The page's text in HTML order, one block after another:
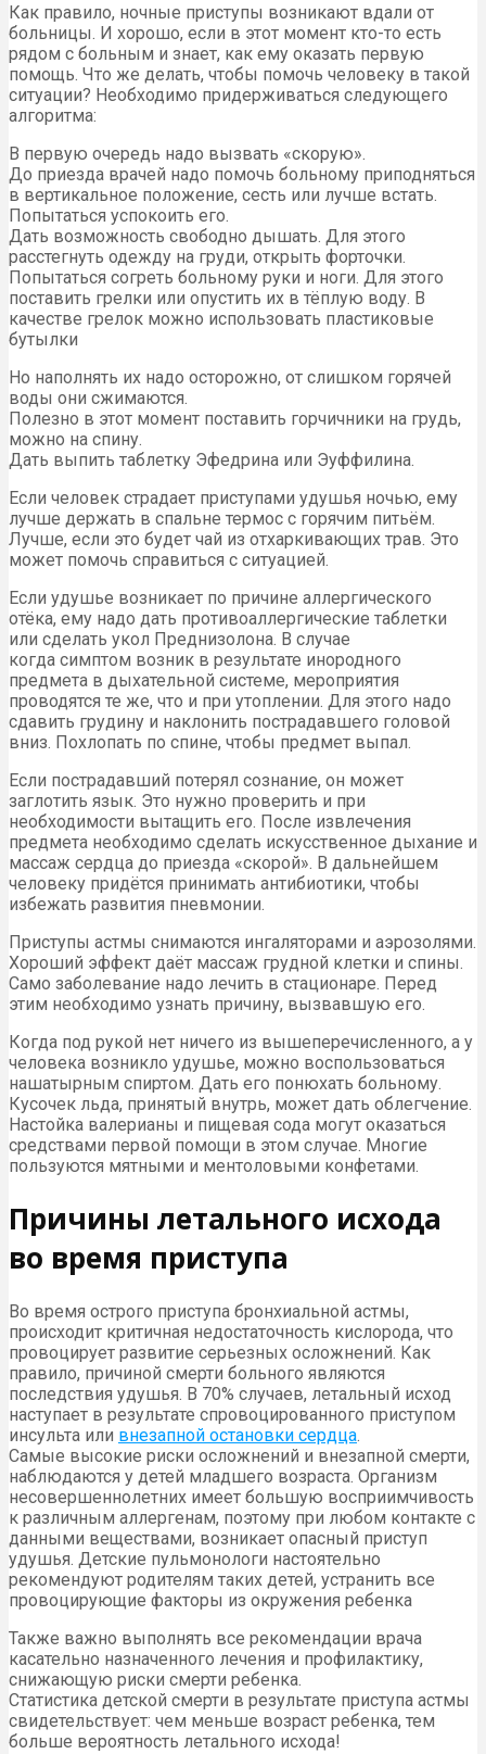
Как правило, ночные приступы возникают вдали от
больницы. И хорошо, если в этот момент кто-то есть
рядом с больным и знает, как ему оказать первую
помощь. Что же делать, чтобы помочь человеку в такой
ситуации? Необходимо придерживаться следующего
алгоритма:
В первую очередь надо вызвать «скорую».
До приезда врачей надо помочь больному приподняться
в вертикальное положение, сесть или лучше встать.
Попытаться успокоить его.
Дать возможность свободно дышать. Для этого
расстегнуть одежду на груди, открыть форточки.
Попытаться согреть больному руки и ноги. Для этого
поставить грелки или опустить их в тёплую воду. В
качестве грелок можно использовать пластиковые
бутылки
Но наполнять их надо осторожно, от слишком горячей
воды они сжимаются.
Полезно в этот момент поставить горчичники на грудь,
можно на спину.
Дать выпить таблетку Эфедрина или Эуффилина.
Если человек страдает приступами удушья ночью, ему
лучше держать в спальне термос с горячим питьём.
Лучше, если это будет чай из отхаркивающих трав. Это
может помочь справиться с ситуацией.
Если удушье возникает по причине аллергического
отёка, ему надо дать противоаллергические таблетки
или сделать укол Преднизолона. В случае
когда симптом возник в результате инородного
предмета в дыхательной системе, мероприятия
проводятся те же, что и при утоплении. Для этого надо
сдавить грудину и наклонить пострадавшего головой
вниз. Похлопать по спине, чтобы предмет выпал.
Если пострадавший потерял сознание, он может
заглотить язык. Это нужно проверить и при
необходимости вытащить его. После извлечения
предмета необходимо сделать искусственное дыхание и
массаж сердца до приезда «скорой». В дальнейшем
человеку придётся принимать антибиотики, чтобы
избежать развития пневмонии.
Приступы астмы снимаются ингаляторами и аэрозолями.
Хороший эффект даёт массаж грудной клетки и спины.
Само заболевание надо лечить в стационаре. Перед
этим необходимо узнать причину, вызвавшую его.
Когда под рукой нет ничего из вышеперечисленного, а у
человека возникло удушье, можно воспользоваться
нашатырным спиртом. Дать его понюхать больному.
Кусочек льда, принятый внутрь, может дать облегчение.
Настойка валерианы и пищевая сода могут оказаться
средствами первой помощи в этом случае. Многие
пользуются мятными и ментоловыми конфетами.
Причины летального исхода
во время приступа
Во время острого приступа бронхиальной астмы,
происходит критичная недостаточность кислорода, что
провоцирует развитие серьезных осложнений. Как
правило, причиной смерти больного являются
последствия удушья. В 70% случаев, летальный исход
наступает в результате спровоцированного приступом
инсульта или внезапной остановки сердца.
Самые высокие риски осложнений и внезапной смерти,
наблюдаются у детей младшего возраста. Организм
несовершеннолетних имеет большую восприимчивость
к различным аллергенам, поэтому при любом контакте с
данными веществами, возникает опасный приступ
удушья. Детские пульмонологи настоятельно
рекомендуют родителям таких детей, устранить все
провоцирующие факторы из окружения ребенка
Также важно выполнять все рекомендации врача
касательно назначенного лечения и профилактику,
снижающую риски смерти ребенка.
Статистика детской смерти в результате приступа астмы
свидетельствует: чем меньше возраст ребенка, тем
больше вероятность летального исхода!